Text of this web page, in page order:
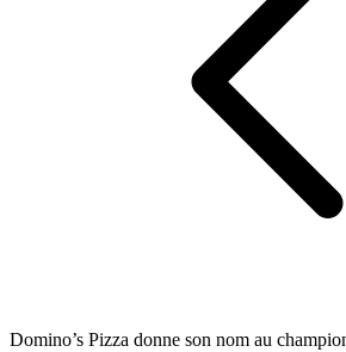
Domino’s Pizza donne son nom au